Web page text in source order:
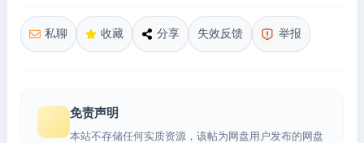
私聊 收藏 分享 失效反馈 举报
免责声明
本站不存储任何实质资源，该帖为网盘用户发布的网盘